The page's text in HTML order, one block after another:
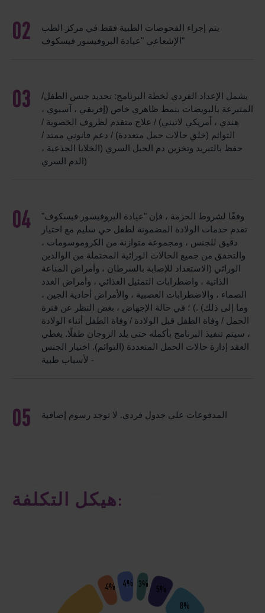
يتم إجراء الفحوصات الطبية فقط في مركز الطب
الإشعاعي "عيادة البروفيسور فيسكوف"
يشمل الإعداد الفردي لخطة البرنامج: تحديد جنس الطفل/
المتبرعة بالبويضات بنمط ظاهري خاص (إفريقي ، آسيوي ،
هندي ، أمريكي لاتيني) / علاج متقدم لظروف الخصوبة /
التوائم (خلق حالات حمل متعددة) / دعم قانوني ممتد /
حفظ بالتبريد وتخزين دم الحبل السري (الخلايا الجذعية ،
الدم السري)
وفقًا لشروط الحزمة ، فإن "عيادة البروفيسور فيسكوف"
تقدم خدمات الولادة المضمونة لطفل حي سليم مع اختيار
دقيق للجنس ، ومجموعة متوازنة من الكروموسومات ،
والتحقق من جميع الحالات الوراثية المحتملة من الوالدين
الوراثي (الاستعداد للإصابة بالسرطان ، وأمراض المناعة
الذاتية ، واضطرابات التمثيل الغذائي ، وأمراض الغدد
الصماء ، والاضطرابات العصبية ، والأمراض أحادية الجين ،
وما إلى ذلك) .) ؛ في حالة الإجهاض ، بغض النظر عن فترة
الحمل / وفاة الطفل قبل الولادة / وفاة الطفل أثناء الولادة
، سيتم تنفيذ البرنامج بأكمله حتى يلد الزوجان طفلًا. يغطي
العقد إدارة حالات الحمل المتعددة (التوائم). اختيار الجنس
- لأسباب طبية
المدفوعات على جدول فردي. لا توجد رسوم إضافية
هيكل التكلفة:
4% 4% 3%
5%
8%